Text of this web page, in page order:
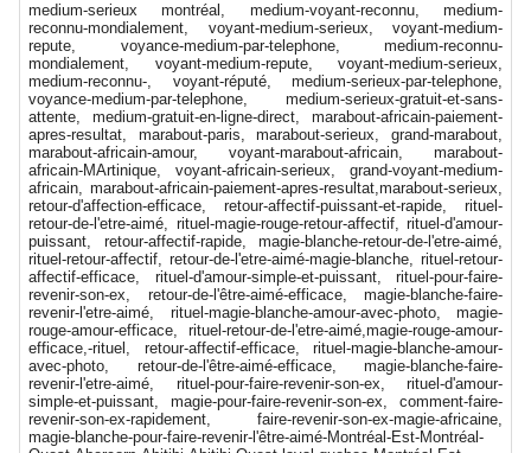
medium-serieux montréal, medium-voyant-reconnu, medium-
reconnu-mondialement, voyant-medium-serieux, voyant-medium-
repute, voyance-medium-par-telephone, medium-reconnu-
mondialement, voyant-medium-repute, voyant-medium-serieux,
medium-reconnu-, voyant-réputé, medium-serieux-par-telephone,
voyance-medium-par-telephone, medium-serieux-gratuit-et-sans-
attente, medium-gratuit-en-ligne-direct, marabout-africain-paiement-
apres-resultat, marabout-paris, marabout-serieux, grand-marabout,
marabout-africain-amour, voyant-marabout-africain, marabout-
africain-MArtinique, voyant-africain-serieux, grand-voyant-medium-
africain, marabout-africain-paiement-apres-resultat,marabout-serieux,
retour-d'affection-efficace, retour-affectif-puissant-et-rapide, rituel-
retour-de-l'etre-aimé, rituel-magie-rouge-retour-affectif, rituel-d'amour-
puissant, retour-affectif-rapide, magie-blanche-retour-de-l'etre-aimé,
rituel-retour-affectif, retour-de-l'etre-aimé-magie-blanche, rituel-retour-
affectif-efficace, rituel-d'amour-simple-et-puissant, rituel-pour-faire-
revenir-son-ex, retour-de-l'être-aimé-efficace, magie-blanche-faire-
revenir-l'etre-aimé, rituel-magie-blanche-amour-avec-photo, magie-
rouge-amour-efficace, rituel-retour-de-l'etre-aimé,magie-rouge-amour-
efficace,-rituel, retour-affectif-efficace, rituel-magie-blanche-amour-
avec-photo, retour-de-l'être-aimé-efficace, magie-blanche-faire-
revenir-l'etre-aimé, rituel-pour-faire-revenir-son-ex, rituel-d'amour-
simple-et-puissant, magie-pour-faire-revenir-son-ex, comment-faire-
revenir-son-ex-rapidement, faire-revenir-son-ex-magie-africaine,
magie-blanche-pour-faire-revenir-l'être-aimé-Montréal-Est-Montréal-